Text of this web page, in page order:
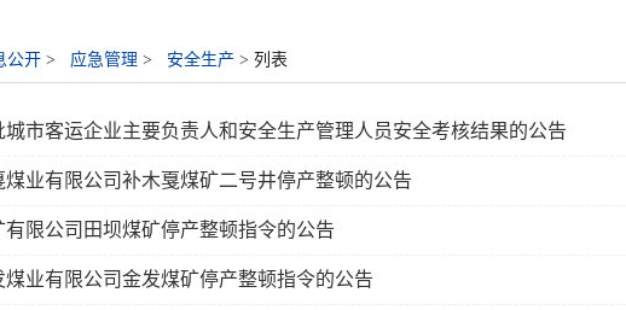
公开 > 应急管理 > 安全生产 > 列表
市客运企业主要负责人和安全生产管理人员安全考核结果的公告
业有限公司补木戛煤矿二号井停产整顿的公告
限公司田坝煤矿停产整顿指令的公告
业有限公司金发煤矿停产整顿指令的公告